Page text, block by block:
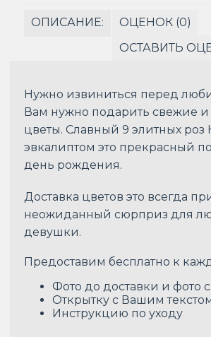
ОПИСАНИЕ:
ОЦЕНОК (0)
ОСТАВИТЬ
Нужно извиниться перед
Вам нужно подарить свежие
цветы. Славный 9 элитных роз
эвкалиптом это прекрасный
день рождения.
Доставка цветов это всегда
неожиданный сюрприз для
девушки.
Предоставим бесплатно к
Фото до доставки и фото
Открытку с Вашим
Инструкцию по уходу